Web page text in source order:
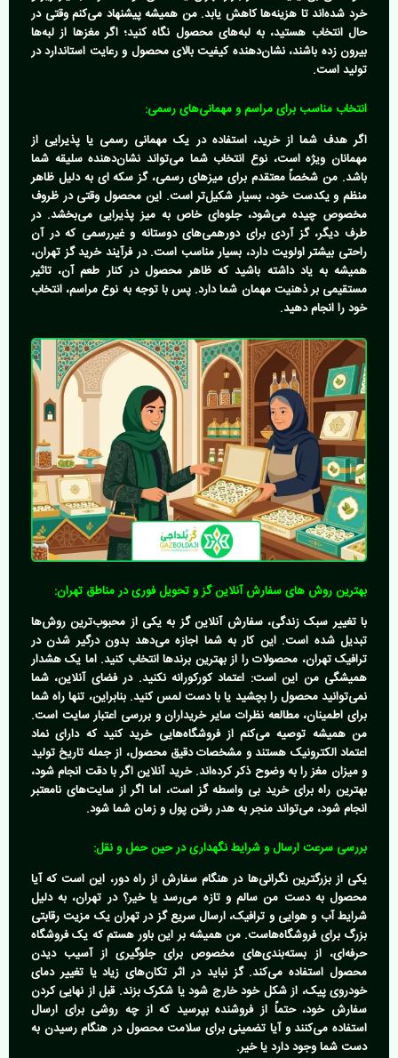
خرد شده‌اند تا هزینه‌ها کاهش یابد. من همیشه پیشنهاد می‌کنم وقتی در
حال انتخاب هستید، به لبه‌های محصول نگاه کنید؛ اگر مغزها از لبه‌ها
بیرون زده باشند، نشان‌دهنده کیفیت بالای محصول و رعایت استاندارد در
تولید است.
انتخاب مناسب برای مراسم و مهمانی‌های رسمی:
اگر هدف شما از خرید، استفاده در یک مهمانی رسمی یا پذیرایی از
مهمانان ویژه است، نوع انتخاب شما می‌تواند نشان‌دهنده سلیقه شما
باشد. من شخصاً معتقدم برای میزهای رسمی، گز سکه ای به دلیل ظاهر
منظم و یکدست خود، بسیار شکیل‌تر است. این محصول وقتی در ظروف
مخصوص چیده می‌شود، جلوه‌ای خاص به میز پذیرایی می‌بخشد. در
طرف دیگر، گز آردی برای دورهمی‌های دوستانه و غیررسمی که در آن
راحتی بیشتر اولویت دارد، بسیار مناسب است. در فرآیندخرید گز تهران،
همیشه به یاد داشته باشید که ظاهر محصول در کنار طعم آن، تاثیر
مستقیمی بر ذهنیت مهمان شما دارد. پس با توجه به نوع مراسم، انتخاب
خود را انجام دهید.
بهترین روش های سفارش آنلاین گز و تحویل فوری در مناطق تهران:
با تغییر سبک زندگی،سفارش آنلاین گزبه یکی از محبوب‌ترین روش‌ها
تبدیل شده است. این کار به شما اجازه می‌دهد بدون درگیر شدن در
ترافیک تهران، محصولات را از بهترین برندها انتخاب کنید. اما یک هشدار
همیشگی من این است: اعتماد کورکورانه نکنید. در فضای آنلاین، شما
نمی‌توانید محصول را بچشید یا با دست لمس کنید. بنابراین، تنها راه شما
برای اطمینان، مطالعه نظرات سایر خریداران و بررسی اعتبار سایت است.
من همیشه توصیه می‌کنم از فروشگاه‌هایی خرید کنید که دارای نماد
اعتماد الکترونیک هستند و مشخصات دقیق محصول، از جمله تاریخ تولید
و میزان مغز را به وضوح ذکر کرده‌اند. خرید آنلاین اگر با دقت انجام شود،
بهترین راه برایخرید بی واسطه گزاست، اما اگر از سایت‌های نامعتبر
انجام شود، می‌تواند منجر به هدر رفتن پول و زمان شما شود.
بررسی سرعت ارسال و شرایط نگهداری در حین حمل و نقل:
یکی از بزرگترین نگرانی‌ها در هنگام سفارش از راه دور، این است که آیا
محصول به دست من سالم و تازه می‌رسد یا خیر؟ در تهران، به دلیل
شرایط آب و هوایی و ترافیک، ارسال سریع گز در تهرانیک مزیت رقابتی
بزرگ برای فروشگاه‌هاست. من همیشه بر این باور هستم که یک فروشگاه
حرفه‌ای، از بسته‌بندی‌های مخصوص برای جلوگیری از آسیب دیدن
محصول استفاده می‌کند. گز نباید در اثر تکان‌های زیاد یا تغییر دمای
خودروی پیک، از شکل خود خارج شود یا شکرک بزند. قبل از نهایی کردن
سفارش خود، حتماً از فروشنده بپرسید که از چه روشی برای ارسال
استفاده می‌کنند و آیا تضمینی برای سلامت محصول در هنگام رسیدن به
دست شما وجود دارد یا خیر.